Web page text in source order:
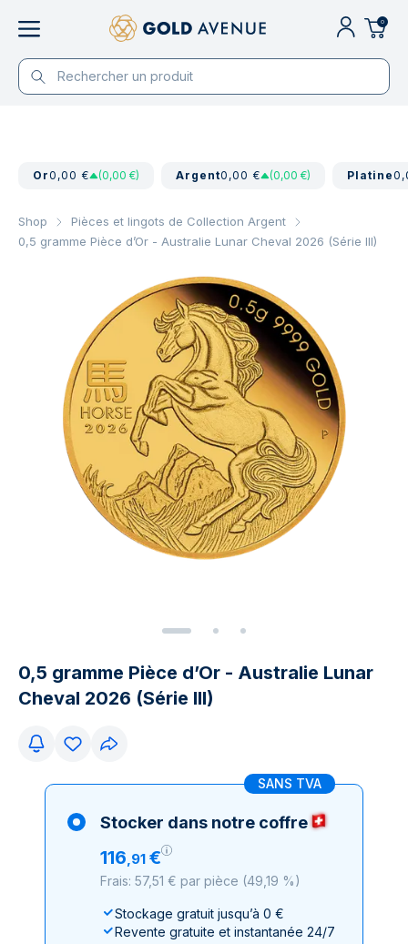
0
Or0,00 € (0,00 €) Argent0,00 € (0,00 €) Platine
Shop
Pièces et lingots de Collection Argent
0,5 gramme Pièce d’Or - Australie Lunar Cheval 2026 (Série III)
0,5 gramme Pièce d’Or - Australie Lunar
Cheval 2026 (Série III)
SANS TVA
Stocker dans notre coffre
116,91 €
Frais: 57,51 € par pièce (49,19 %)
Stockage gratuit jusqu’à 0 €
Revente gratuite et instantanée 24/7